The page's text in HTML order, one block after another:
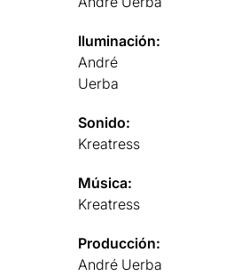
Iluminación:
André
Uerba
Sonido:
Kreatress
Música:
Kreatress
Producción:
André Uerba